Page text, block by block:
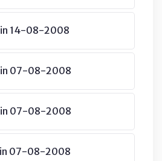
14-08-2008
07-08-2008
07-08-2008
07-08-2008